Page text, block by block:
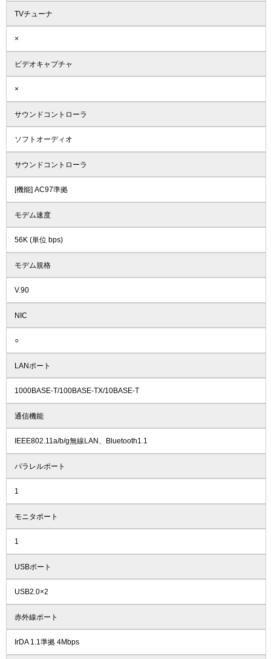
TVチューナ
×
ビデオキャプチャ
×
サウンドコントローラ
ソフトオーディオ
サウンドコントローラ
[機能] AC97準拠
モデム速度
56K (単位 bps)
モデム規格
V.90
NIC
○
LANポート
1000BASE-T/100BASE-TX/10BASE-T
通信機能
IEEE802.11a/b/g無線LAN、Bluetooth1.1
パラレルポート
1
モニタポート
1
USBポート
USB2.0×2
赤外線ポート
IrDA 1.1準拠 4Mbps